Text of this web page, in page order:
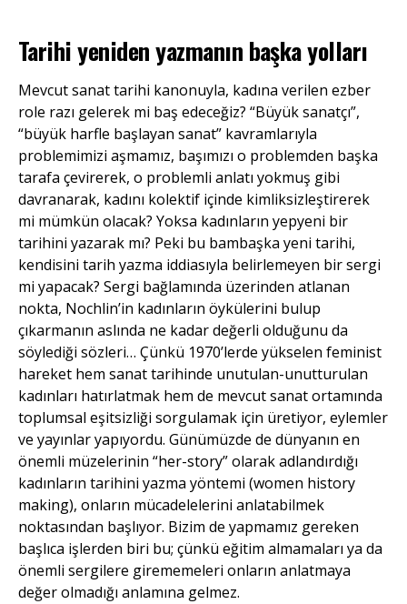
Tarihi yeniden yazmanın başka yolları
Mevcut sanat tarihi kanonuyla, kadına verilen ezber
role razı gelerek mi baş edeceğiz? “Büyük sanatçı”,
“büyük harfle başlayan sanat” kavramlarıyla
problemimizi aşmamız, başımızı o problemden başka
tarafa çevirerek, o problemli anlatı yokmuş gibi
davranarak, kadını kolektif içinde kimliksizleştirerek
mi mümkün olacak? Yoksa kadınların yepyeni bir
tarihini yazarak mı? Peki bu bambaşka yeni tarihi,
kendisini tarih yazma iddiasıyla belirlemeyen bir sergi
mi yapacak? Sergi bağlamında üzerinden atlanan
nokta, Nochlin’in kadınların öykülerini bulup
çıkarmanın aslında ne kadar değerli olduğunu da
söylediği sözleri… Çünkü 1970’lerde yükselen feminist
hareket hem sanat tarihinde unutulan-unutturulan
kadınları hatırlatmak hem de mevcut sanat ortamında
toplumsal eşitsizliği sorgulamak için üretiyor, eylemler
ve yayınlar yapıyordu. Günümüzde de dünyanın en
önemli müzelerinin “her-story” olarak adlandırdığı
kadınların tarihini yazma yöntemi (women history
making), onların mücadelelerini anlatabilmek
noktasından başlıyor. Bizim de yapmamız gereken
başlıca işlerden biri bu; çünkü eğitim almamaları ya da
önemli sergilere girememeleri onların anlatmaya
değer olmadığı anlamına gelmez.